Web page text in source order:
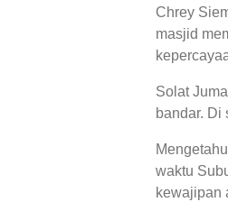
Chrey
masjid
Solat
bandar. Di
waktu
kewajipan